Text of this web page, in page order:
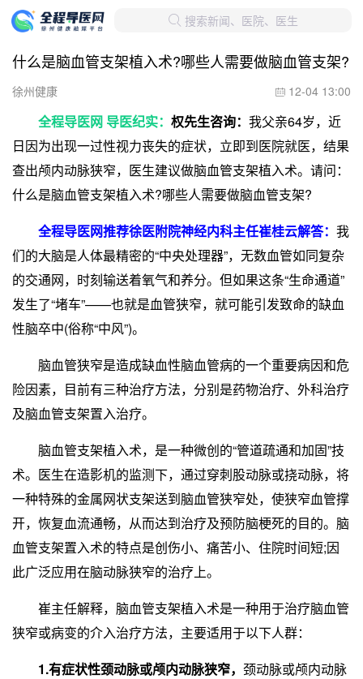
 搜索新闻、医院、医生
什么是脑血管支架植入术?哪些人需要做脑血管支架?
徐州健康  12-04 13:00
全程导医网 导医纪实： 权先生咨询： 我父亲64岁，近
日因为出现一过性视力丧失的症状，立即到医院就医，结果
查出颅内动脉狭窄，医生建议做脑血管支架植入术。请问：
什么是脑血管支架植入术?哪些人需要做脑血管支架?
全程导医网推荐徐医附院神经内科主任崔桂云解答： 我
们的大脑是人体最精密的“中央处理器”，无数血管如同复杂
的交通网，时刻输送着氧气和养分。但如果这条“生命通道”
发生了“堵车”——也就是血管狭窄，就可能引发致命的缺血
性脑卒中(俗称“中风”)。
脑血管狭窄是造成缺血性脑血管病的一个重要病因和危
险因素，目前有三种治疗方法，分别是药物治疗、外科治疗
及脑血管支架置入治疗。
脑血管支架植入术，是一种微创的“管道疏通和加固”技
术。医生在造影机的监测下，通过穿刺股动脉或挠动脉，将
一种特殊的金属网状支架送到脑血管狭窄处，使狭窄血管撑
开，恢复血流通畅，从而达到治疗及预防脑梗死的目的。脑
血管支架置入术的特点是创伤小、痛苦小、住院时间短;因
此广泛应用在脑动脉狭窄的治疗上。
崔主任解释，脑血管支架植入术是一种用于治疗脑血管
狭窄或病变的介入治疗方法，主要适用于以下人群：
1.有症状性颈动脉或颅内动脉狭窄， 颈动脉或颅内动脉